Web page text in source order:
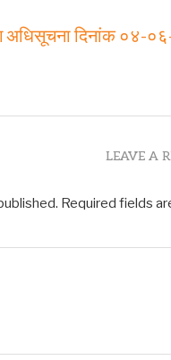
अधिसूचना दिनांक ०४-
LEAVE A
Required fields